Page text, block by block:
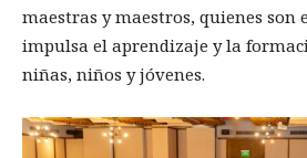
maestras y maestros, quienes son
impulsa el aprendizaje y la
niñas, niños y jóvenes.